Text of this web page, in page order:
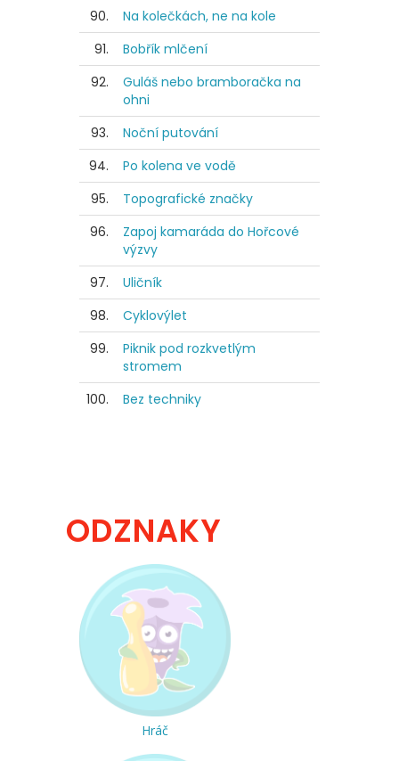
90.
Na kolečkách, ne na kole
91.
Bobřík mlčení
92.
Guláš nebo bramboračka na
ohni
93.
Noční putování
94.
Po kolena ve vodě
95.
Topografické značky
96.
Zapoj kamaráda do Hořcové
výzvy
97.
Uličník
98.
Cyklovýlet
99.
Piknik pod rozkvetlým
stromem
100.
Bez techniky
ODZNAKY
Hráč